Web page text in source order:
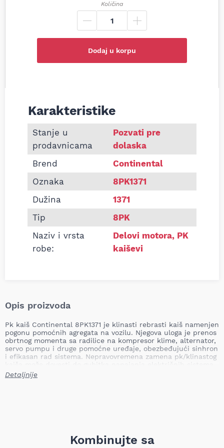
Količina
Dodaj u korpu
Informacije o Pk kaiš Continental 8PK1371
Karakteristike
Stanje u
prodavnicama
Pozvati pre
dolaska
Brend
Continental
Oznaka
8PK1371
Dužina
1371
Tip
8PK
Naziv i vrsta
robe:
Delovi motora, PK
kaiševi
Opis proizvoda
Pk kaiš Continental 8PK1371 je klinasti rebrasti kaiš namenjen
pogonu pomoćnih agregata na vozilu. Njegova uloga je prenos
obrtnog momenta sa radilice na kompresor klime, alternator,
servo pumpu i druge pomoćne uređaje, obezbeđujući sinhron
i efikasan rad sistema. Nepravovremena zamena pk/klinastog
otkazivanja pomoćnih pumpi i komponenata, pregrevanja
motora i povećanog rizika od kvara u vožnji.
Continental je prepoznatljiv po dugotrajnosti i preciznosti
Detaljnije
Kombinujte sa